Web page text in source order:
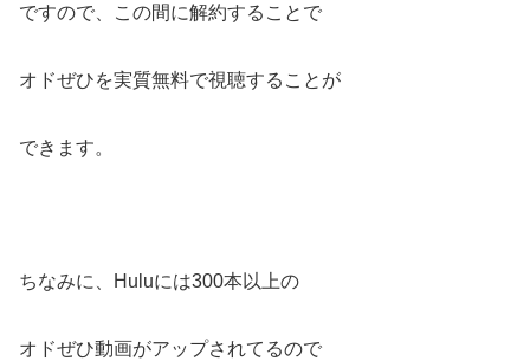
ですので、この間に解約することで
オドぜひを実質無料で視聴することが
できます。
ちなみに、Huluには300本以上の
オドぜひ動画がアップされてるので